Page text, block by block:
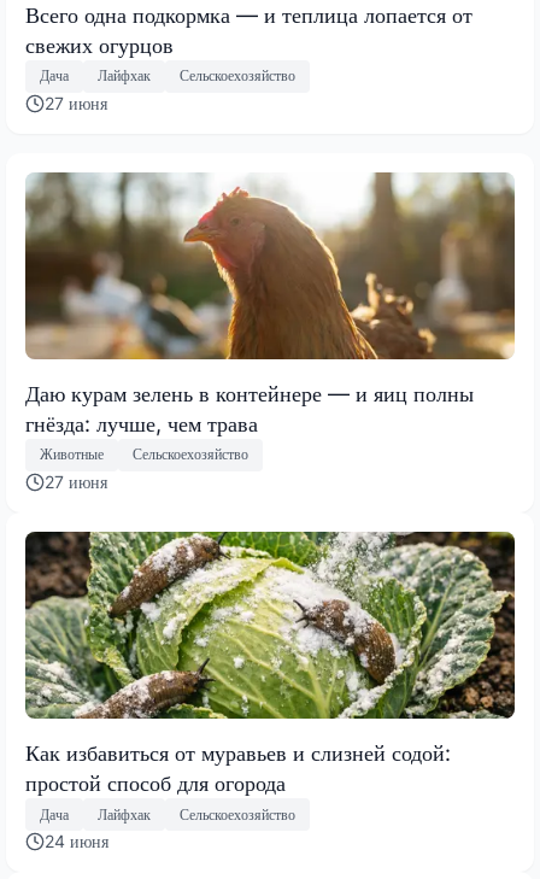
Всего одна подкормка — и теплица лопается от
свежих огурцов
Дача Лайфхак Сельскоехозяйство
27 июня
Даю курам зелень в контейнере — и яиц полны
гнёзда: лучше, чем трава
Животные Сельскоехозяйство
27 июня
Как избавиться от муравьев и слизней содой:
простой способ для огорода
Дача Лайфхак Сельскоехозяйство
24 июня